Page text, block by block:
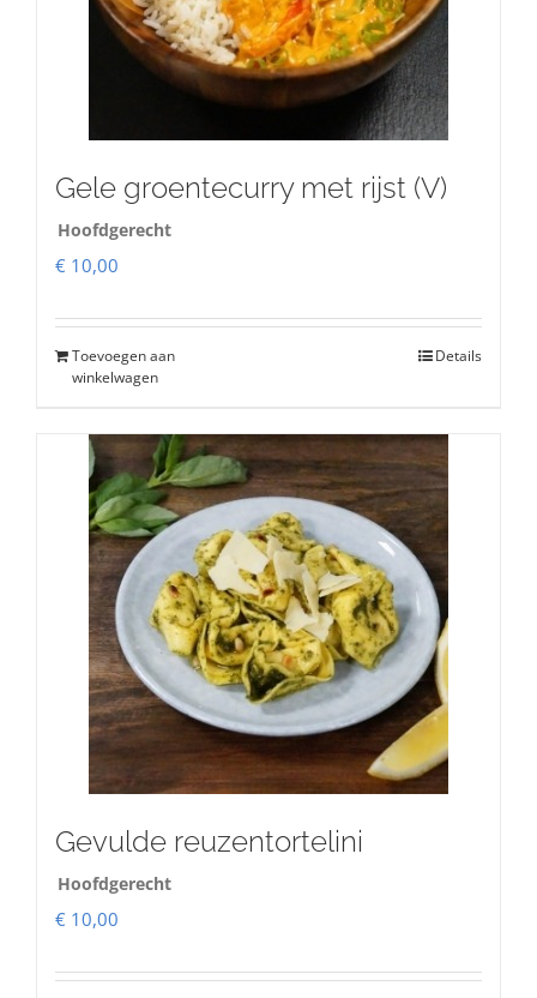
Gele groentecurry met rijst (V)
Hoofdgerecht
€ 10,00
Toevoegen aan
winkelwagen
Details
Gevulde reuzentortelini
Hoofdgerecht
€ 10,00